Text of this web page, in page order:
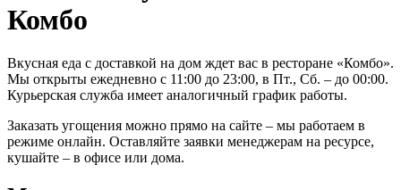
Комбо
Вкусная еда с доставкой на дом ждет вас в ресторане «Комбо».
Мы открыты ежедневно с 11:00 до 23:00, в Пт., Сб. – до 00:00.
Курьерская служба имеет аналогичный график работы.
Заказать угощения можно прямо на сайте – мы работаем в
режиме онлайн. Оставляйте заявки менеджерам на ресурсе,
кушайте – в офисе или дома.